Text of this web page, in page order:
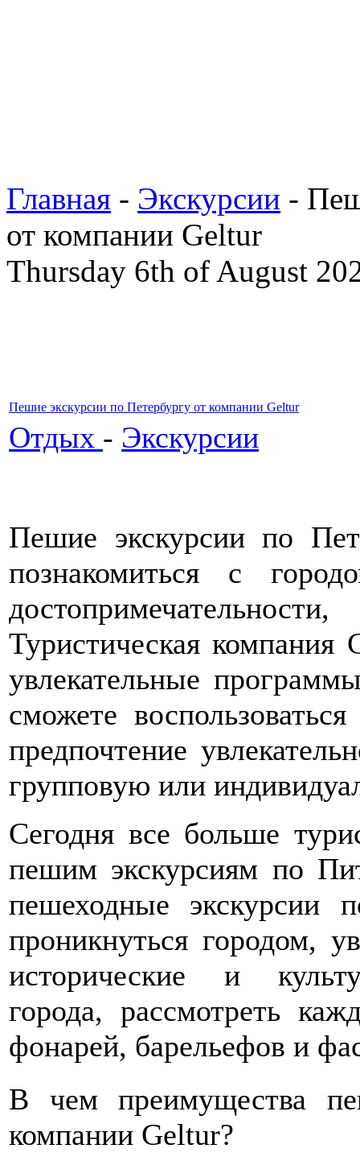
Главная - Экскурсии -
от компании Geltur
Thursday 6th of August
Пешие экскурсии по Петербургу от компании Geltur
Отдых - Экскурсии
Пешие экскурсии по
познакомиться с
Туристическая компания
увлекательные
сможете
предпочтение
групповую или
Сегодня все больше
пешим экскурсиям по
пешеходные экскурсии
проникнуться городом,
исторические и
города, рассмотреть
фонарей, барельефов и
В чем преимущества
компании Geltur?